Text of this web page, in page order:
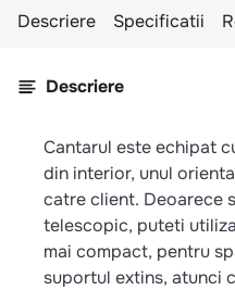
Descriere Specificatii
Descriere
Cantarul este echipat
din interior, unul
catre client. Deoarece
telescopic, puteti
mai compact, pentru
suportul extins, atunci